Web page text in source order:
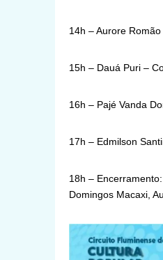
14h – Aurore
15h – Dauá Puri –
16h – Pajé Vanda
17h – Edmilson
18h –
Domingos Macaxi,